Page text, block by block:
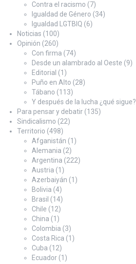
Contra el racismo (7)
Igualdad de Género (34)
Igualdad LGTBIQ (6)
Noticias (100)
Opinión (260)
Con firma (74)
Desde un alambrado al Oeste (9)
Editorial (1)
Puño en Alto (28)
Tábano (113)
Y después de la lucha ¿qué sigue?
Para pensar y debatir (135)
Sindicalismo (22)
Territorio (498)
Afganistán (1)
Alemania (2)
Argentina (222)
Austria (1)
Azerbaiyán (1)
Bolivia (4)
Brasil (14)
Chile (12)
China (1)
Colombia (3)
Costa Rica (1)
Cuba (12)
Ecuador (1)